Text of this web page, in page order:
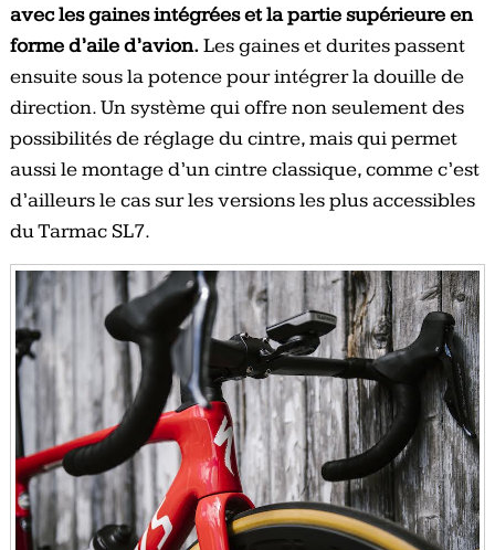
avec les gaines intégrées et la partie supérieure en
forme d’aile d’avion.Les gaines et durites passent
ensuite sous la potence pour intégrer la douille de
direction. Un système qui offre non seulement des
possibilités de réglage du cintre, mais qui permet
aussi le montage d’un cintre classique, comme c’est
d’ailleurs le cas sur les versions les plus accessibles
du Tarmac SL7.